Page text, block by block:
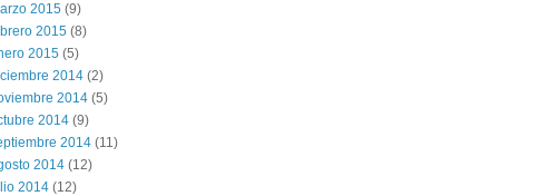
2015 (9)
2015 (8)
2015 (5)
2014 (2)
2014 (5)
2014 (9)
2014 (11)
2014 (12)
2014 (12)